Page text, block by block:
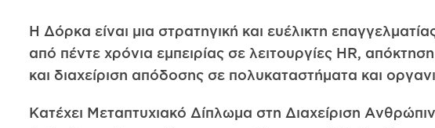
Η Δόρκα είναι μια στρατηγική και ευέλικτη
από πέντε χρόνια εμπειρίας σε λειτουργίες HR,
και διαχείριση απόδοσης σε πολυκαταστήματα και
Κατέχει Μεταπτυχιακό Δίπλωμα στη Διαχείριση